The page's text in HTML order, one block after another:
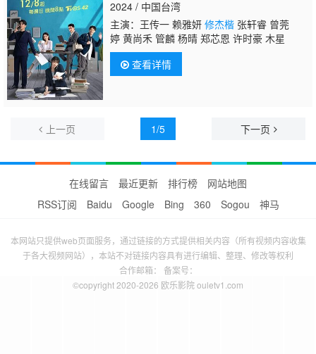
2024 / 中国台湾
主演：王传一 赖雅妍 修杰楷张轩睿 曾莞
婷 黄尚禾 管麟 杨晴 郑芯恩 许时豪 木星
查看详情
上一页 1/5 下一页
在线留言 最近更新 排行榜
网站地图
RSS订阅
Baidu Google Bing 360 Sogou 神马
本网站只提供web页面服务，通过链接的方式提供相关内容（所有视频内容收集
于各大视频网站），本站不对链接内容具有进行编辑、整理、修改等权利
合作邮箱： 备案号：
©copyright 2020-2026 欧乐影院 ouletv1.com